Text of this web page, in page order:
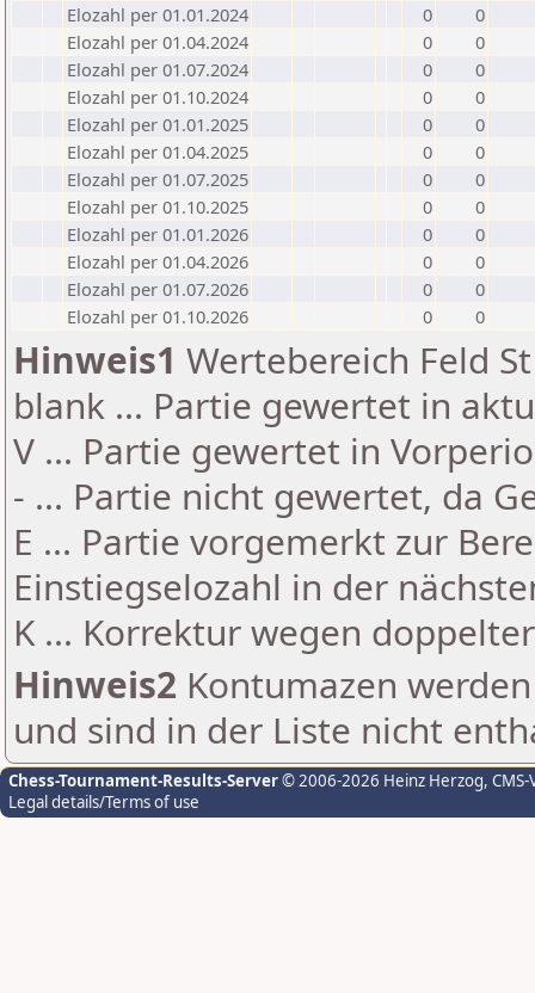
Elozahl per 01.01.2024
0
0
Elozahl per 01.04.2024
0
0
Elozahl per 01.07.2024
0
0
Elozahl per 01.10.2024
0
0
Elozahl per 01.01.2025
0
0
Elozahl per 01.04.2025
0
0
Elozahl per 01.07.2025
0
0
Elozahl per 01.10.2025
0
0
Elozahl per 01.01.2026
0
0
Elozahl per 01.04.2026
0
0
Elozahl per 01.07.2026
0
0
Elozahl per 01.10.2026
0 0
Hinweis1 Wertebereich Feld
blank ... Partie gewertet in
V ... Partie gewertet in
- ... Partie nicht gewertet, da
E ... Partie vorgemerkt zur
Einstiegselozahl in der
K ... Korrektur wegen
Hinweis2 Kontumazen
und sind in der Liste nicht
Chess-Tournament-Results-Server© 2006-2026 Heinz Herzog,
Legal details/Terms of use